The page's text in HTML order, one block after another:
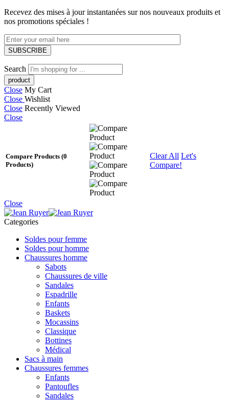
Recevez des mises à jour instantanées sur nos nouveaux produits et
nos promotions spéciales !
Search
Close My Cart
Close Wishlist
Close Recently Viewed
Close
Compare Products (0
Products)
Clear All Let's
Compare!
Close
Categories
Soldes pour femme
Soldes pour homme
Chaussures homme
Sabots
Chaussures de ville
Sandales
Espadrille
Enfants
Baskets
Mocassins
Classique
Bottines
Médical
Sacs à main
Chaussures femmes
Enfants
Pantoufles
Sandales